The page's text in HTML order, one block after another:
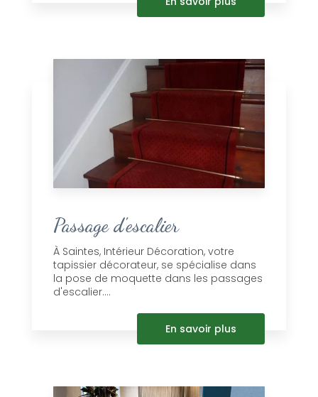
Passage d'escalier
À Saintes, Intérieur Décoration, votre
tapissier décorateur, se spécialise dans
la pose de moquette dans les passages
d'escalier....
En savoir plus